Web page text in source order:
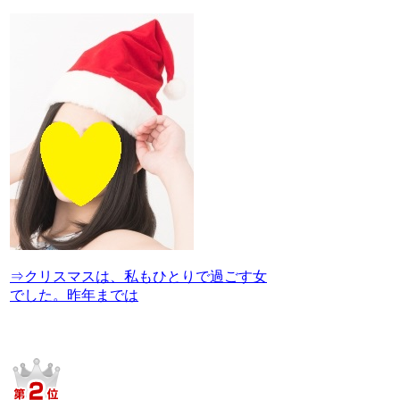
⇒クリスマスは、私もひとりで過ごす女
でした。昨年までは